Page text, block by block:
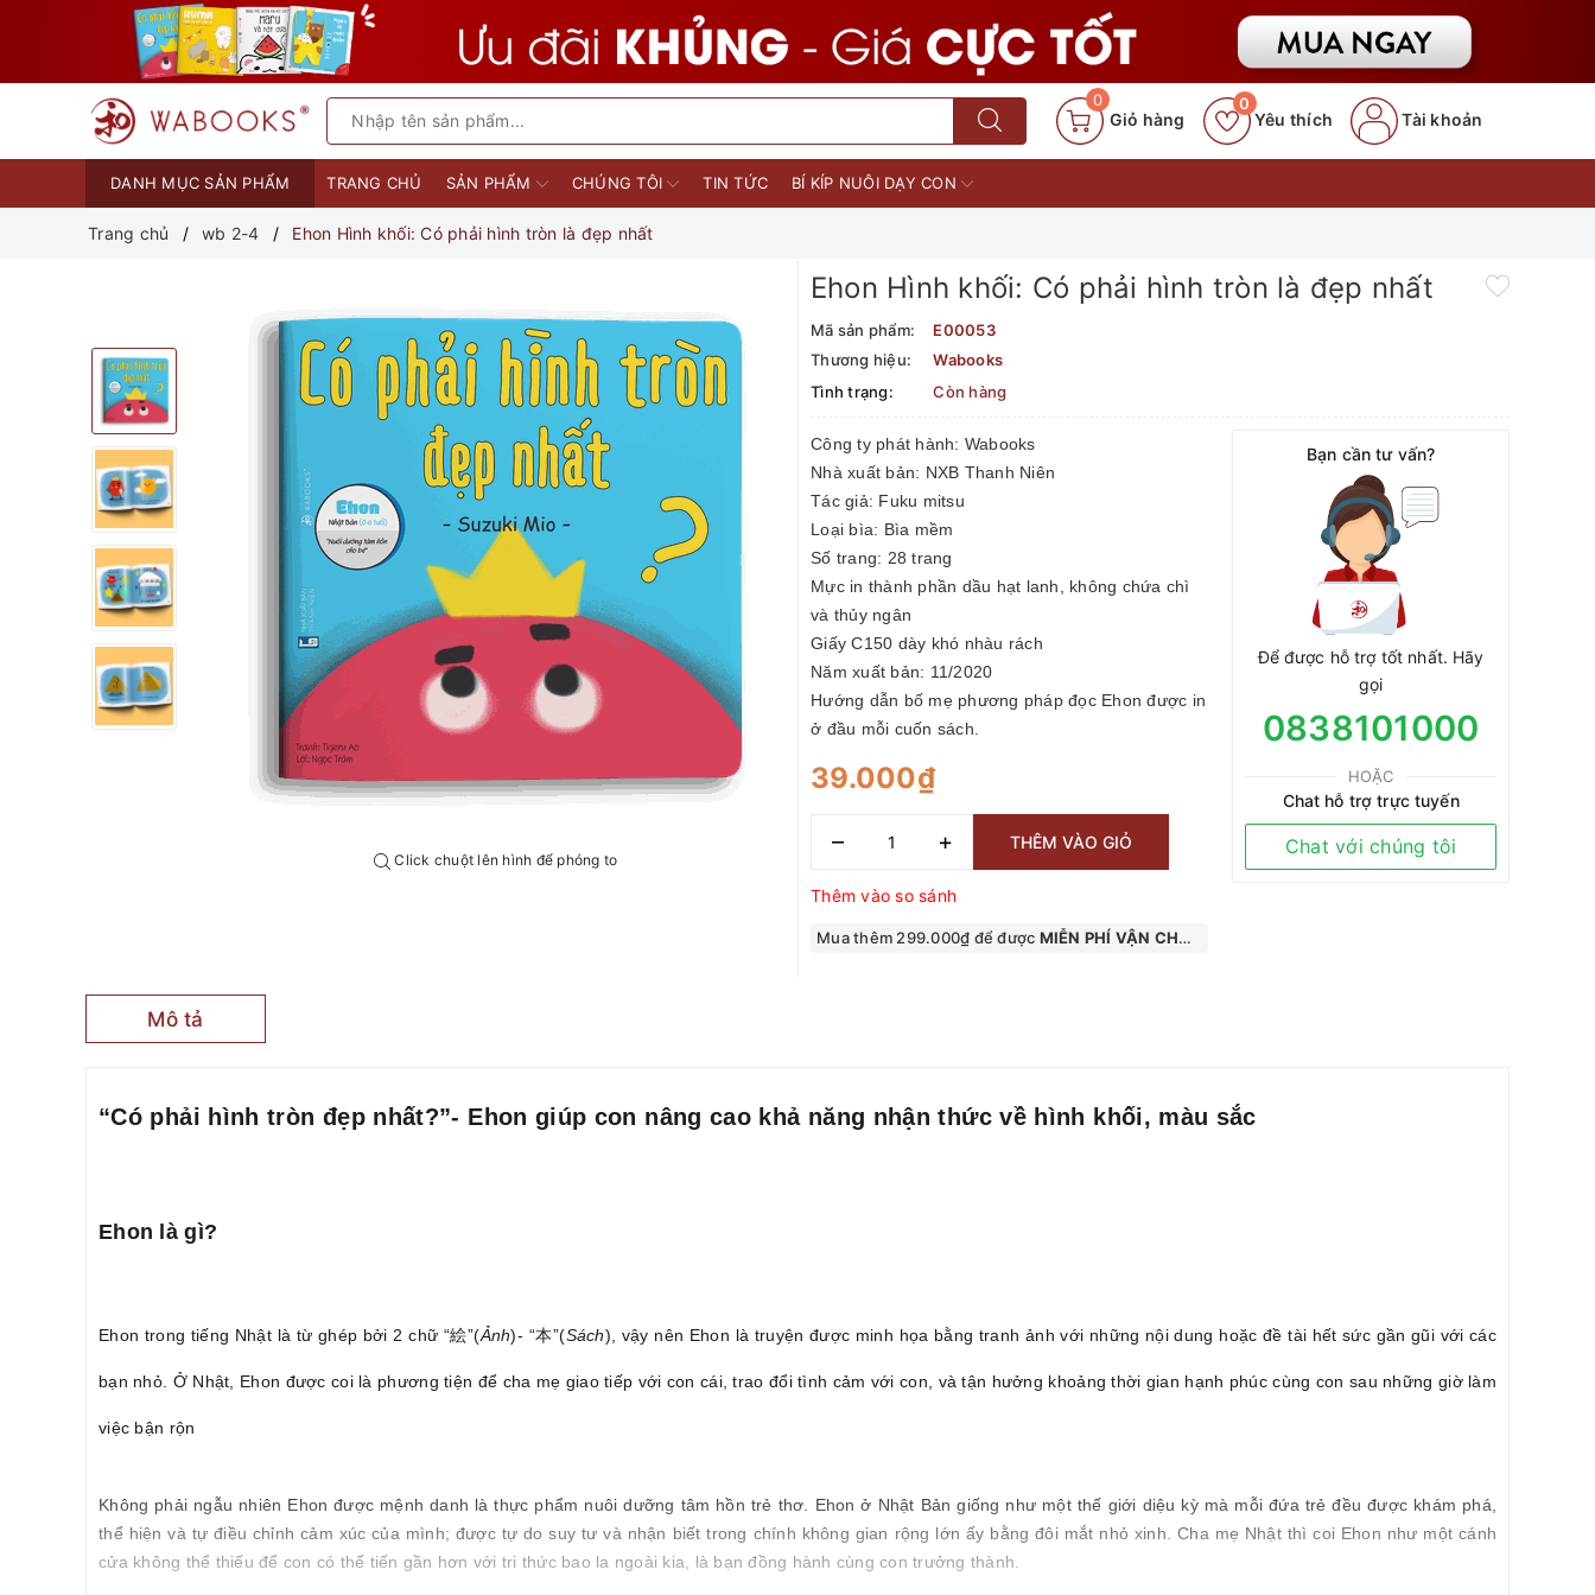
0
Giỏ hàng Yêu thích
0
Tài khoản
DANH MỤC SẢN PHẨM TRANG CHỦ SẢN PHẨM CHÚNG TÔI TIN TỨC BÍ KÍP NUÔI DẠY CON
Trang chủ wb 2-4 Ehon Hình khối: Có phải hình tròn là đẹp nhất
Click chuột lên hình để phóng to
Ehon Hình khối: Có phải hình tròn là đẹp nhất
Mã sản phẩm:
E00053
Thương hiệu:
Wabooks
Tình trạng:
Còn hàng
Công ty phát hành: Wabooks
Nhà xuất bản: NXB Thanh Niên
Tác giả: Fuku mitsu
Loại bìa: Bìa mềm
Số trang: 28 trang
Mực in thành phần dầu hạt lanh, không chứa chì
và thủy ngân
Giấy C150 dày khó nhàu rách
Năm xuất bản: 11/2020
Hướng dẫn bố mẹ phương pháp đọc Ehon được in
ở đầu mỗi cuốn sách.
39.000₫
– + THÊM VÀO GIỎ
Thêm vào so sánh
Mua thêm 299.000₫ để được MIỄN PHÍ VẬN CHUYỂN
Bạn cần tư vấn?
Để được hỗ trợ tốt nhất. Hãy
gọi
0838101000
HOẶC
Chat hỗ trợ trực tuyến
Chat với chúng tôi
Mô tả
“Có phải hình tròn đẹp nhất?”- Ehon giúp con nâng cao khả năng nhận thức về hình khối, màu sắc
Ehon là gì?
Ehon trong tiếng Nhật là từ ghép bởi 2 chữ “絵”(Ảnh)- “本”(Sách), vậy nên Ehon là truyện được minh họa bằng tranh ảnh với những nội dung hoặc đề tài hết sức gần gũi với các
bạn nhỏ. Ở Nhật, Ehon được coi là phương tiện để cha mẹ giao tiếp với con cái, trao đổi tình cảm với con, và tận hưởng khoảng thời gian hạnh phúc cùng con sau những giờ làm
việc bận rộn
Không phải ngẫu nhiên Ehon được mệnh danh là thực phẩm nuôi dưỡng tâm hồn trẻ thơ. Ehon ở Nhật Bản giống như một thế giới diệu kỳ mà mỗi đứa trẻ đều được khám phá,
thể hiện và tự điều chỉnh cảm xúc của mình; được tự do suy tư và nhận biết trong chính không gian rộng lớn ấy bằng đôi mắt nhỏ xinh. Cha mẹ Nhật thì coi Ehon như một cánh
cửa không thể thiếu để con có thể tiến gần hơn với tri thức bao la ngoài kia, là bạn đồng hành cùng con trưởng thành.